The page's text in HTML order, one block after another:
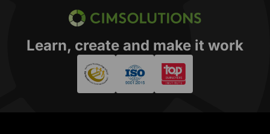
Learn, create and make it work